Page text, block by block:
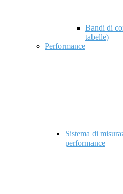
Bandi di
tabelle)
Performance
Sistema di
performance